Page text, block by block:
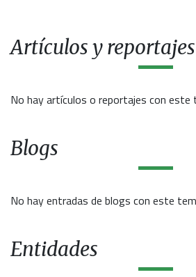
Artículos y reportajes
No hay artículos o reportajes con este
Blogs
No hay entradas de blogs con este
Entidades